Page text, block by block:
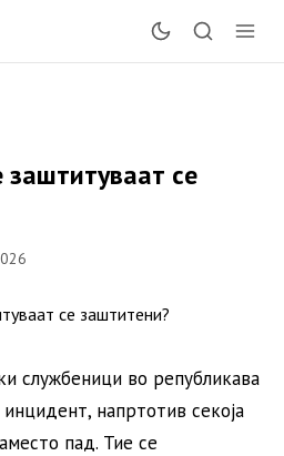
се
службеници во републикава
напртотив секоја
пад. Тие се